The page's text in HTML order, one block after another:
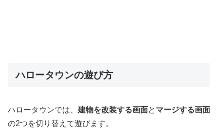
ハロータウンの遊び方
ハロータウンでは、 建物を改装する画面と マージする画面
の2つを切り替えて遊びます。